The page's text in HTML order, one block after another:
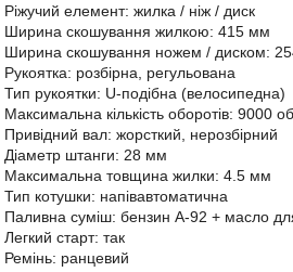
Ріжучий елемент: жилка / ніж / диск
Ширина скошування жилкою: 415 мм
Ширина скошування ножем / диском:
Рукоятка: розбірна, регульована
Тип рукоятки: U-подібна (велосипедна)
Максимальна кількість оборотів: 9000
Привідний вал: жорсткий, нерозбірний
Діаметр штанги: 28 мм
Максимальна товщина жилки: 4.5 мм
Тип котушки: напівавтоматична
Паливна суміш: бензин А-92 + масло
Легкий старт: так
Ремінь: ранцевий